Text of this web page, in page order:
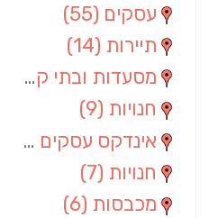
עסקים (55)
תיירות (14)
מסעדות ובתי קפה
חנויות (9)
אינדקס עסקים ארצי
חנויות (7)
מכבסות (6)